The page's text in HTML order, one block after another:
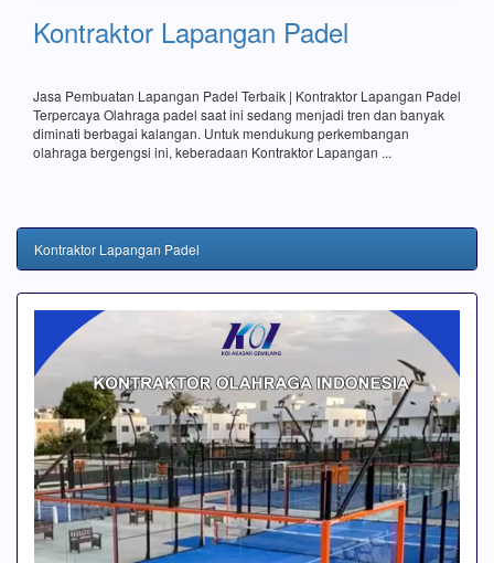
Kontraktor Lapangan Padel
Jasa Pembuatan Lapangan Padel Terbaik | Kontraktor Lapangan Padel
Terpercaya Olahraga padel saat ini sedang menjadi tren dan banyak
diminati berbagai kalangan. Untuk mendukung perkembangan
olahraga bergengsi ini, keberadaan Kontraktor Lapangan ...
Kontraktor Lapangan Padel